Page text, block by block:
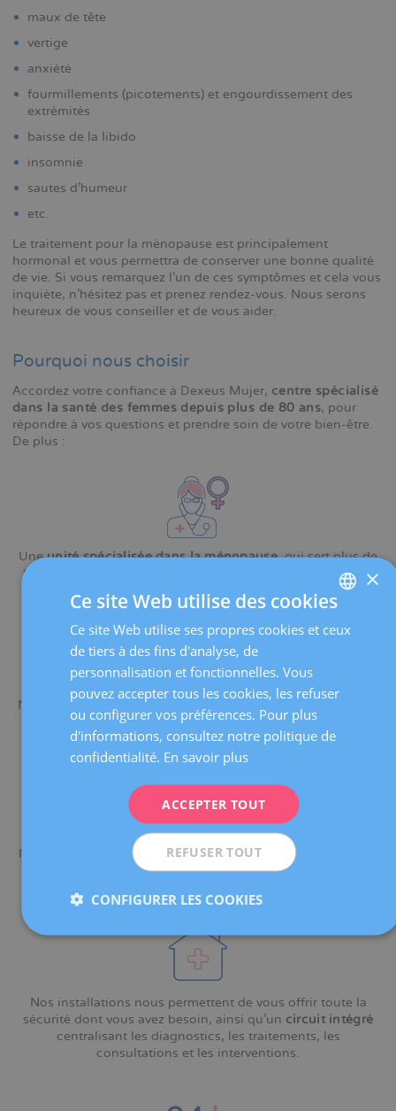
maux de tête
vertige
anxiété
fourmillements (picotements) et engourdissement des
extrémités
baisse de la libido
insomnie
sautes d'humeur
etc.
Le traitement pour la ménopause est principalement
hormonal et vous permettra de conserver une bonne qualité
de vie. Si vous remarquez l'un de ces symptômes et cela vous
inquiète, n'hésitez pas et prenez rendez-vous. Nous serons
heureux de vous conseiller et de vous aider.
Pourquoi nous choisir
Accordez votre confiance à Dexeus Mujer, centre spécialisé
dans la santé des femmes depuis plus de 80 ans, pour
répondre à vos questions et prendre soin de votre bien-être.
De plus :
Uneunité spécialisée dans la ménopause, qui sert plus de
6 000 femmes par an, avec des professionnels experts qui
évalueront votre cas et vous conseilleront au mieux.
Notre service de médecine de la reproduction met en œuvre
protocoles médicaux internes pour le traitement de
la stérilitéassociée à la ménopause précoce.
Nous disposons des
dernières technologies de diagnostic
: mammographie numérique, échographie
Nos installations nous permettent de vous offrir toute la
sécurité dont vous avez besoin, ainsi qu'un circuit intégré
centralisant les diagnostics, les traitements, les
consultations et les interventions.
SPANISH
×
Ce site Web utilise des cookies
Ce site Web utilise ses propres cookies et ceux
de tiers à des fins d'analyse, de
personnalisation et fonctionnelles. Vous
pouvez accepter tous les cookies, les refuser
ou configurer vos préférences. Pour plus
d'informations, consultez notre politique de
confidentialité. En savoir plus
ACCEPTER TOUT
REFUSER TOUT
CONFIGURER LES COOKIES